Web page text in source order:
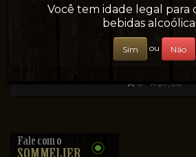
0 - R$0,00
Você tem idade legal para
bebidas
Sim ou Não